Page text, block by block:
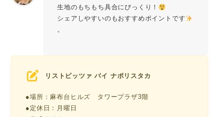
生地のもちもち具合にびっくり！
シェアしやすいのもおすすめポイントです
。
リストピッツァ バイ ナポリスタカ
●場所：麻布台ヒルズ タワープラザ3階
●定休日：月曜日